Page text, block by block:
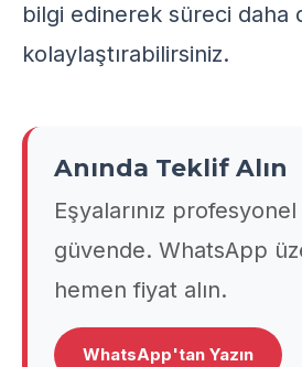
bilgi edinerek süreci daha
kolaylaştırabilirsiniz.
Anında Teklif Alın
Eşyalarınız
güvende. WhatsApp
hemen fiyat alın.
WhatsApp'tan Yazın